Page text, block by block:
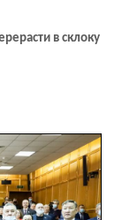
в склоку